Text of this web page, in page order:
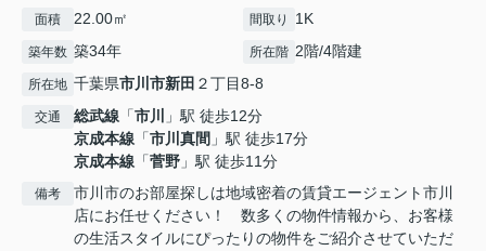
面積 22.00㎡ 間取り 1K
築年数 築34年 所在階 2階/4階建
所在地 千葉県市川市新田 ２丁目8-8
交通 総武線 「市川
」駅 徒歩12分
京成本線 「市川真間 」駅 徒歩17分
京成本線 「菅野 」駅 徒歩11分
備考
市川市のお部屋探しは地域密着の賃貸エージェント市川
店にお任せください！ 数多くの物件情報から、お客様
の生活スタイルにぴったりの物件をご紹介させていただ